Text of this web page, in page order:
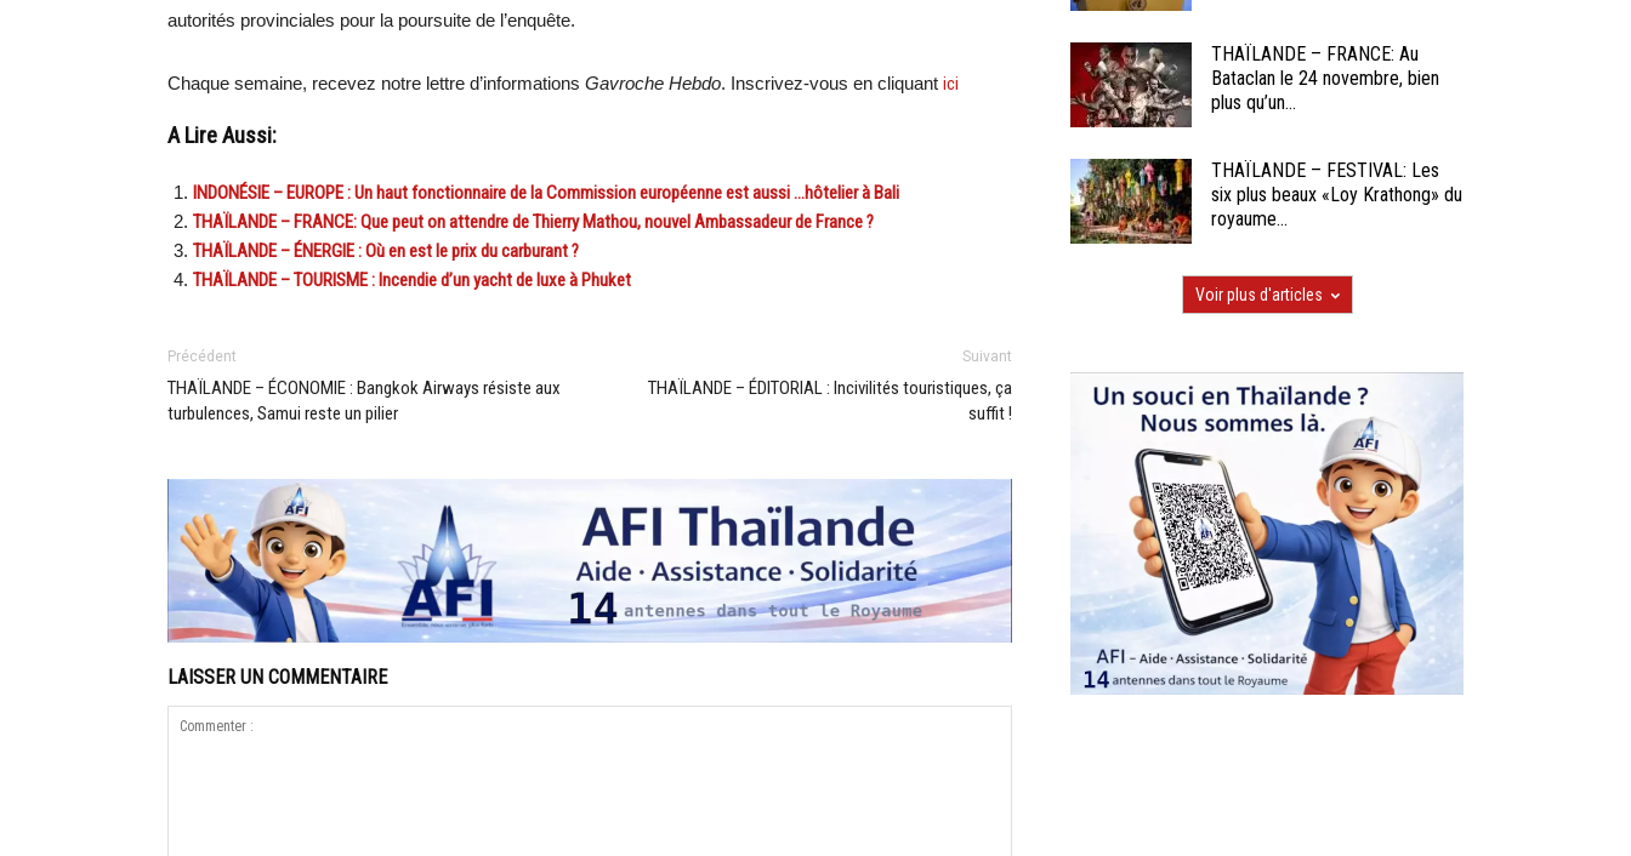
autorités provinciales pour la poursuite de l’enquête.
Chaque semaine, recevez notre lettre d’informations Gavroche Hebdo. Inscrivez-vous en cliquant ici
A Lire Aussi:
INDONÉSIE – EUROPE : Un haut fonctionnaire de la Commission européenne est aussi …hôtelier à Bali
THAÏLANDE – FRANCE: Que peut on attendre de Thierry Mathou, nouvel Ambassadeur de France ?
THAÏLANDE – ÉNERGIE : Où en est le prix du carburant ?
THAÏLANDE – TOURISME : Incendie d’un yacht de luxe à Phuket
Précédent
THAÏLANDE – ÉCONOMIE : Bangkok Airways résiste aux
turbulences, Samui reste un pilier
Suivant
THAÏLANDE – ÉDITORIAL : Incivilités touristiques, ça
suffit !
LAISSER UN COMMENTAIRE
THAÏLANDE – FRANCE: Au
Bataclan le 24 novembre, bien
plus qu’un...
THAÏLANDE – FESTIVAL: Les
six plus beaux «Loy Krathong» du
royaume...
Voir plus d'articles